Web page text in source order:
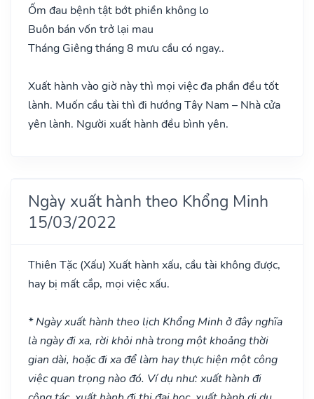
Ốm đau bệnh tật bớt phiền không lo
Buôn bán vốn trở lại mau
Tháng Giêng tháng 8 mưu cầu có ngay..
Xuất hành vào giờ này thì mọi việc đa phần đều tốt
lành. Muốn cầu tài thì đi hướng Tây Nam – Nhà cửa
yên lành. Người xuất hành đều bình yên.
Ngày xuất hành theo Khổng Minh
15/03/2022
Thiên Tặc (Xấu) Xuất hành xấu, cầu tài không được,
hay bị mất cắp, mọi việc xấu.
* Ngày xuất hành theo lịch Khổng Minh ở đây nghĩa
là ngày đi xa, rời khỏi nhà trong một khoảng thời
gian dài, hoặc đi xa để làm hay thực hiện một công
việc quan trọng nào đó. Ví dụ như: xuất hành đi